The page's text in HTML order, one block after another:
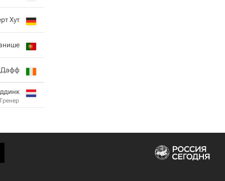
Хут
Дафф